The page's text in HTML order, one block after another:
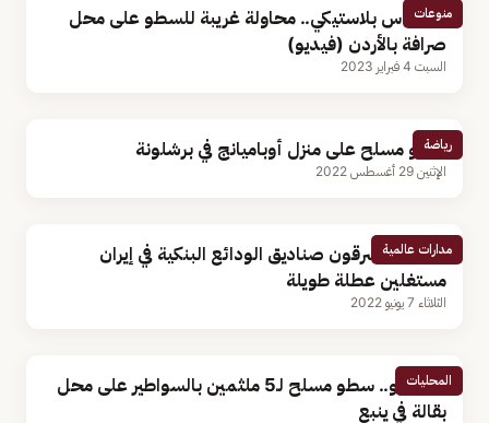
منوعات
بمسدس بلاستيكي.. محاولة غريبة للسطو على محل
صرافة بالأردن (فيديو)
السبت 4 فبراير 2023
رياضة
سطو مسلح على منزل أوباميانج في برشلونة
الإثنين 29 أغسطس 2022
مدارات عالمية
لصوص يسرقون صناديق الودائع البنكية في إيران
مستغلين عطلة طويلة
الثلاثاء 7 يونيو 2022
المحليات
بالفيديو.. سطو مسلح لـ5 ملثمين بالسواطير على محل
بقالة في ينبع